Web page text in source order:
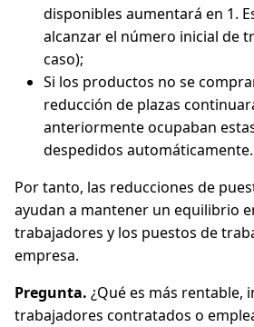
disponibles aumentará en 1.
alcanzar el número inicial de
caso);
Si los productos no se
reducción de plazas
anteriormente ocupaban
despedidos automáticamente.
Por tanto, las reducciones de
ayudan a mantener un equilibrio
trabajadores y los puestos de
empresa.
Pregunta. ¿Qué es más rentable,
trabajadores contratados o